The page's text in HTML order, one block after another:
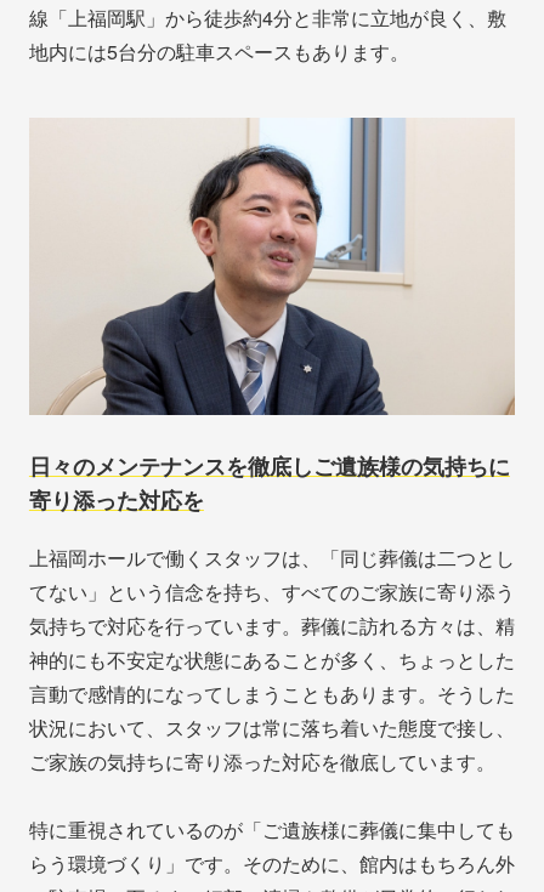
線「上福岡駅」から徒歩約4分と非常に立地が良く、敷
地内には5台分の駐車スペースもあります。
日々のメンテナンスを徹底しご遺族様の気持ちに
寄り添った対応を
上福岡ホールで働くスタッフは、「同じ葬儀は二つとし
てない」という信念を持ち、すべてのご家族に寄り添う
気持ちで対応を行っています。葬儀に訪れる方々は、精
神的にも不安定な状態にあることが多く、ちょっとした
言動で感情的になってしまうこともあります。そうした
状況において、スタッフは常に落ち着いた態度で接し、
ご家族の気持ちに寄り添った対応を徹底しています。
特に重視されているのが「ご遺族様に葬儀に集中しても
らう環境づくり」です。そのために、館内はもちろん外